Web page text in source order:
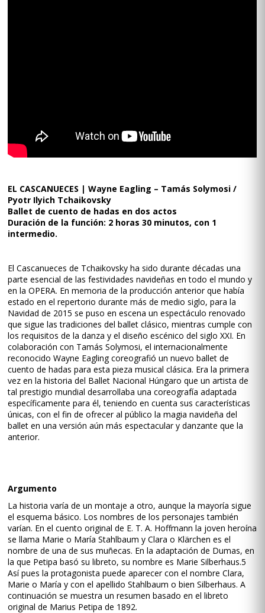
EL CASCANUECES | Wayne Eagling – Tamás Solymosi /
Pyotr Ilyich Tchaikovsky
Ballet de cuento de hadas en dos actos
Duración de la función: 2 horas 30 minutos, con 1
intermedio.
El Cascanueces de Tchaikovsky ha sido durante décadas una
parte esencial de las festividades navideñas en todo el mundo y
en la OPERA. En memoria de la producción anterior que había
estado en el repertorio durante más de medio siglo, para la
Navidad de 2015 se puso en escena un espectáculo renovado
que sigue las tradiciones del ballet clásico, mientras cumple con
los requisitos de la danza y el diseño escénico del siglo XXI. En
colaboración con Tamás Solymosi, el internacionalmente
reconocido Wayne Eagling coreografió un nuevo ballet de
cuento de hadas para esta pieza musical clásica. Era la primera
vez en la historia del Ballet Nacional Húngaro que un artista de
tal prestigio mundial desarrollaba una coreografía adaptada
específicamente para él, teniendo en cuenta sus características
únicas, con el fin de ofrecer al público la magia navideña del
ballet en una versión aún más espectacular y danzante que la
anterior.
Argumento
La historia varía de un montaje a otro, aunque la mayoría sigue
el esquema básico. Los nombres de los personajes también
varían. En el cuento original de E. T. A. Hoffmann la joven heroína
se llama Marie o María Stahlbaum y Clara o Klärchen es el
nombre de una de sus muñecas. En la adaptación de Dumas, en
la que Petipa basó su libreto, su nombre es Marie Silberhaus.5​
Así pues la protagonista puede aparecer con el nombre Clara,
Marie o María y con el apellido Stahlbaum o bien Silberhaus. A
continuación se muestra un resumen basado en el libreto
original de Marius Petipa de 1892.